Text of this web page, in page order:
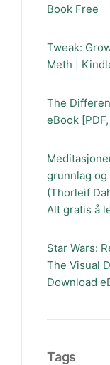
Book Free
Tweak:
Meth |
The
eBook
grunnlag
(Thorleif
Alt gratis å
Star Wars:
The Visual
Download
Tags